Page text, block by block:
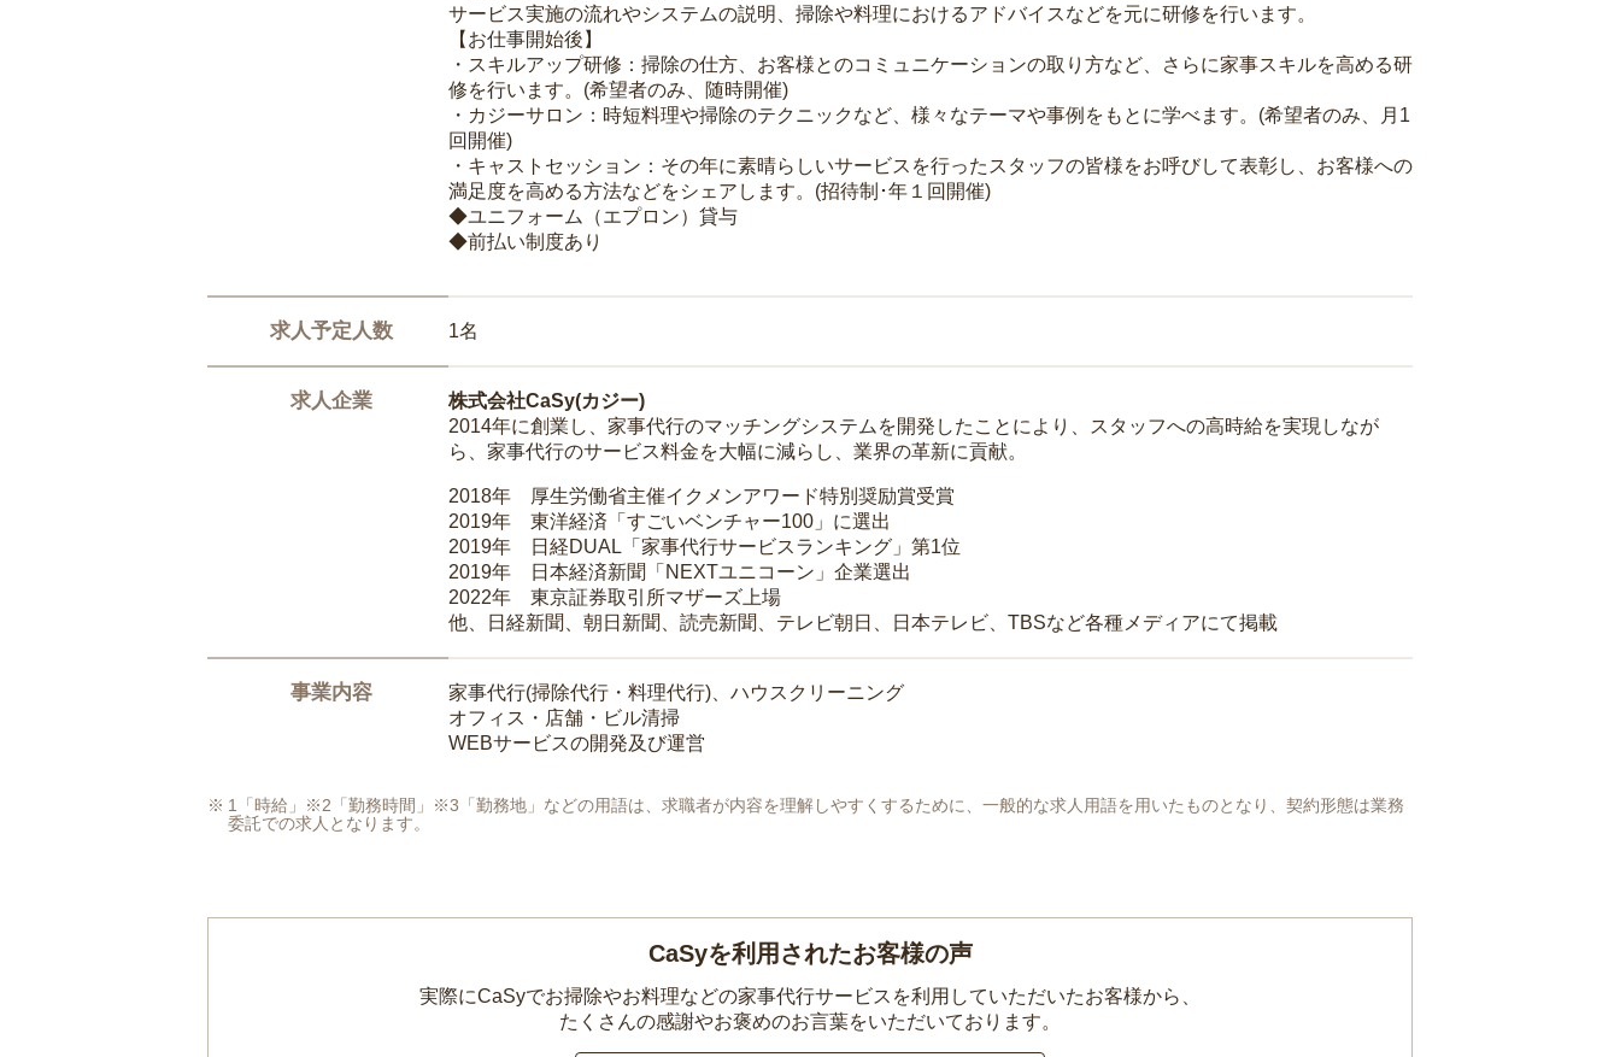
サービス実施の流れやシステムの説明、掃除や料理におけるアドバイスなどを元に研修を行います。
【お仕事開始後】
・スキルアップ研修：掃除の仕方、お客様とのコミュニケーションの取り方など、さらに家事スキルを高める研
修を行います。(希望者のみ、随時開催)
・カジーサロン：時短料理や掃除のテクニックなど、様々なテーマや事例をもとに学べます。(希望者のみ、月1
回開催)
・キャストセッション：その年に素晴らしいサービスを行ったスタッフの皆様をお呼びして表彰し、お客様への
満足度を高める方法などをシェアします。(招待制･年１回開催)
◆ユニフォーム（エプロン）貸与
◆前払い制度あり
求人予定人数 1名
求人企業
株式会社CaSy(カジー)
2014年に創業し、家事代行のマッチングシステムを開発したことにより、スタッフへの高時給を実現しなが
ら、家事代行のサービス料金を大幅に減らし、業界の革新に貢献。
2018年 厚生労働省主催イクメンアワード特別奨励賞受賞
2019年 東洋経済「すごいベンチャー100」に選出
2019年 日経DUAL「家事代行サービスランキング」第1位
2019年 日本経済新聞「NEXTユニコーン」企業選出
2022年 東京証券取引所マザーズ上場
他、日経新聞、朝日新聞、読売新聞、テレビ朝日、日本テレビ、TBSなど各種メディアにて掲載
事業内容
家事代行(掃除代行・料理代行)、ハウスクリーニング
オフィス・店舗・ビル清掃
WEBサービスの開発及び運営
1「時給」※2「勤務時間」※3「勤務地」などの用語は、求職者が内容を理解しやすくするために、一般的な求人用語を用いたものとなり、契約形態は業務
委託での求人となります。
CaSyを利用されたお客様の声
実際にCaSyでお掃除やお料理などの家事代行サービスを利用していただいたお客様から、
たくさんの感謝やお褒めのお言葉をいただいております。